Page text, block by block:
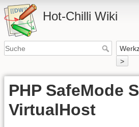
Hot-Chilli Wiki
>
PHP SafeMode
VirtualHost